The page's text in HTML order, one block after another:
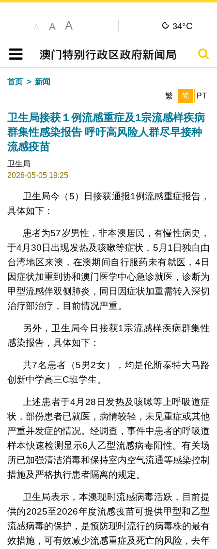
A A A 34°C
目录
搜寻
首页
新闻
繁
简 PT
卫生局接获１例流感重症及1宗流感样疾病
群集性感染报告 呼吁高风险人群尽早接种
流感疫苗
卫生局
2026-05-05 19:25
卫生局今（5）日接获通报1例流感重症报告，
具体如下：
患者为57岁男性，非本澳居民，有慢性病史，
于4月30日出现发热及咳嗽等症状，5月1日独自由
台湾地区来澳，在澳期间自行服药未有就医，4日
因症状加重到协和澳门医学中心急诊就医，诊断为
甲型流感伴双侧肺炎，同日因症状加重需转入深切
治疗部治疗，目前情况严重。
另外，卫生局今日接获1宗流感样疾病群集性
感染报告，具体如下：
共7名患者（5男2女），均是伦斯泰特大马路
创新中学高三C班学生。
上述患者于4月28日发热及咳嗽等上呼吸道症
状，部份患者已就医，病情较轻，未见重症或其他
严重并发症的情况。经调查，事件中患者的呼吸道
样本快速检测显示6人乙型流感病毒阳性。有关场
所已加强清洁消毒和保持室内空气流通等感染控制
措施及严格执行患者隔离的规定。
卫生局表示，本澳现时流感病毒活跃，目前提
供的2025至2026年度流感疫苗可提供甲型和乙型
流感病毒的保护，是预防现时流行的病毒株的最有
效措施，可有效减少流感重症及死亡的风险，去年